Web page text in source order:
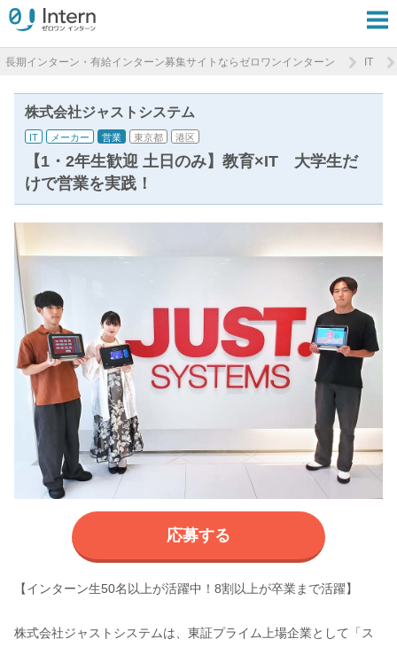
長期インターン・有給インターン募集サイトならゼロワンインターン IT
株式会社ジャストシステム
IT メーカー 営業 東京都 港区
【1・2年生歓迎 土日のみ】教育×IT 大学生だ
けで営業を実践！
応募する
【インターン生50名以上が活躍中！8割以上が卒業まで活躍】
株式会社ジャストシステムは、東証プライム上場企業として「ス